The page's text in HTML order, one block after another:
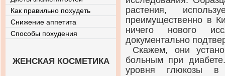
растения,
преимущественно в
ничего нового
документально
Скажем, они
больным при
уровня глюкозы в
Как правильно похудеть
Снижение аппетита
Способы похудения
ЖЕНСКАЯ КОСМЕТИКА